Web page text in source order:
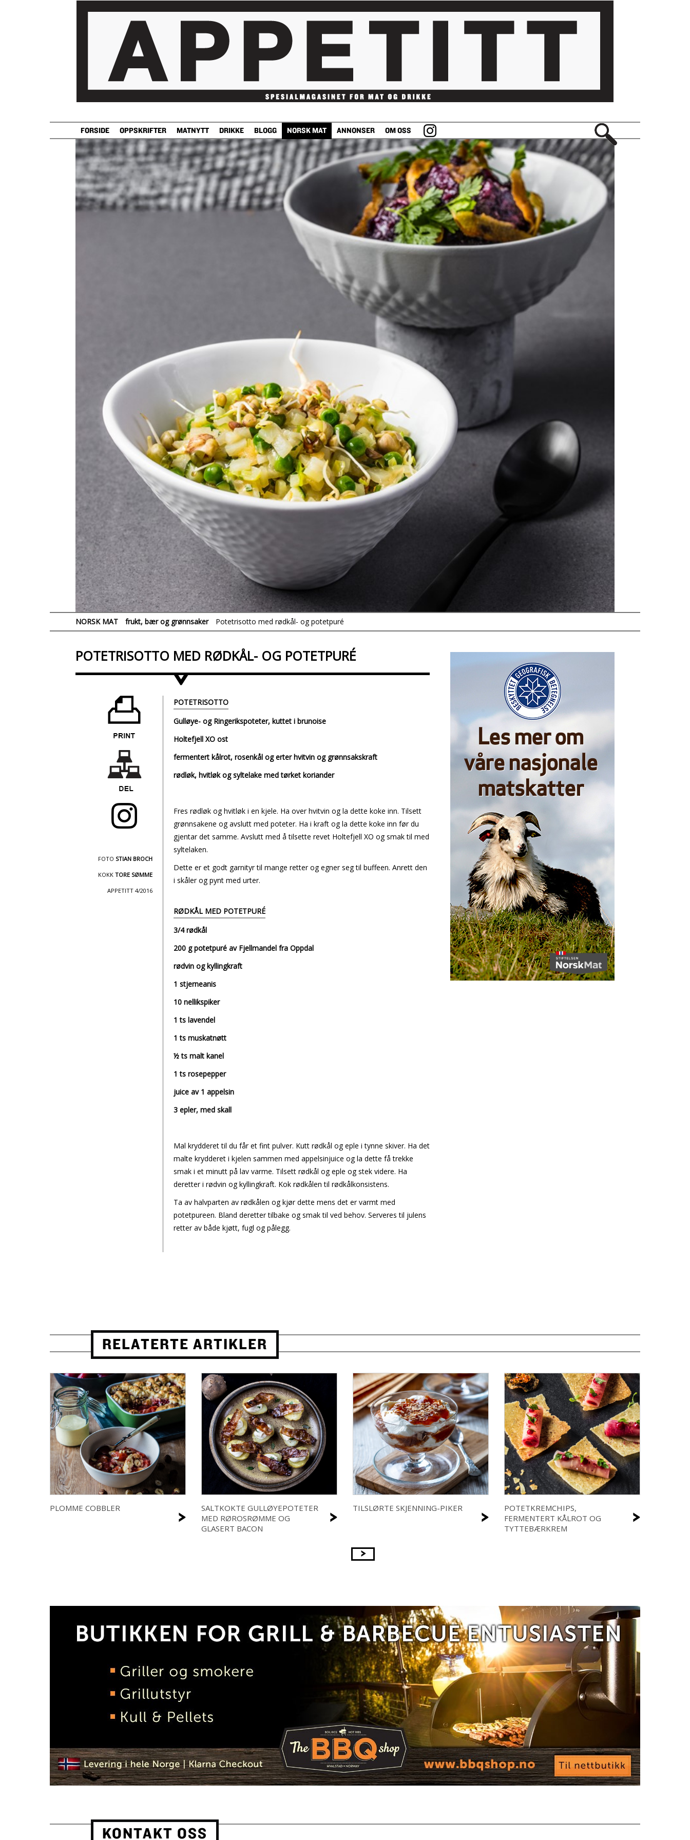
FORSIDE OPPSKRIFTER MATNYTT DRIKKE BLOGG NORSK MAT ANNONSER OM OSS
NORSK MAT frukt, bær og grønnsaker Potetrisotto med rødkål- og potetpuré
POTETRISOTTO MED RØDKÅL- OG POTETPURÉ
>
FOTO STIAN BROCH
KOKK TORE SØMME
APPETITT 4/2016
POTETRISOTTO
Gulløye- og Ringerikspoteter, kuttet i brunoise
Holtefjell XO ost
fermentert kålrot, rosenkål og erter hvitvin og grønnsakskraft
rødløk, hvitløk og syltelake med tørket koriander
Fres rødløk og hvitløk i en kjele. Ha over hvitvin og la dette koke inn. Tilsett
grønnsakene og avslutt med poteter. Ha i kraft og la dette koke inn før du
gjentar det samme. Avslutt med å tilsette revet Holtefjell XO og smak til med
syltelaken.
Dette er et godt garnityr til mange retter og egner seg til buffeen. Anrett den
i skåler og pynt med urter.
RØDKÅL MED POTETPURÉ
3/4 rødkål
200 g potetpuré av Fjellmandel fra Oppdal
rødvin og kyllingkraft
1 stjerneanis
10 nellikspiker
1 ts lavendel
1 ts muskatnøtt
½ ts malt kanel
1 ts rosepepper
juice av 1 appelsin
3 epler, med skall
Mal krydderet til du får et fint pulver. Kutt rødkål og eple i tynne skiver. Ha det
malte krydderet i kjelen sammen med appelsinjuice og la dette få trekke
smak i et minutt på lav varme. Tilsett rødkål og eple og stek videre. Ha
deretter i rødvin og kyllingkraft. Kok rødkålen til rødkålkonsistens.
Ta av halvparten av rødkålen og kjør dette mens det er varmt med
potetpureen. Bland deretter tilbake og smak til ved behov. Serveres til julens
retter av både kjøtt, fugl og pålegg.
RELATERTE ARTIKLER
>
PLOMME COBBLER
>
SALTKOKTE GULLØYEPOTETER
MED RØROSRØMME OG
GLASERT BACON
>
TILSLØRTE SKJENNING-PIKER
>
POTETKREMCHIPS,
FERMENTERT KÅLROT OG
TYTTEBÆRKREM
>
KONTAKT OSS